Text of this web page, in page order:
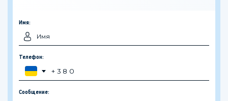
Имя:
Телефон:
Сообщение: